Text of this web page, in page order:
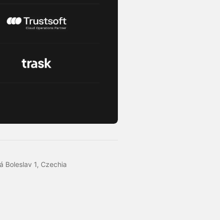
Boleslav 1, Czechia